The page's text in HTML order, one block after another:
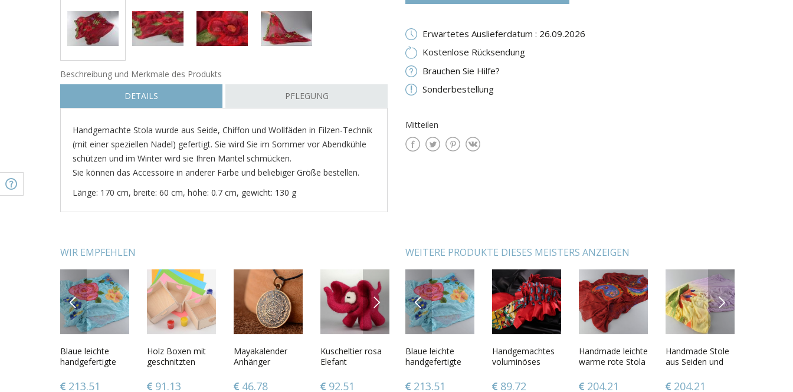
Erwartetes Auslieferdatum : 26.09.2026
Kostenlose Rücksendung
Brauchen Sie Hilfe?
Sonderbestellung
Mitteilen
Beschreibung und Merkmale des Produkts
DETAILS
PFLEGUNG
Handgemachte Stola wurde aus Seide, Chiffon und Wollfäden in Filzen-Technik
(mit einer speziellen Nadel) gefertigt. Sie wird Sie im Sommer vor Abendkühle
schützen und im Winter wird sie Ihren Mantel schmücken.
Sie können das Accessoire in anderer Farbe und beliebiger Größe bestellen.
Länge: 170 cm, breite: 60 cm, höhe: 0.7 cm, gewicht: 130 g
WIR EMPFEHLEN
PREVIOUS
Blaue leichte
handgefertigte
Nassfilztechnik
213.51
Holz Boxen mit
geschnitzten
zum Bemalen Set
91.13
Mayakalender
Anhänger
46.78
Kuscheltier rosa
Elefant
92.51
Keramik-
Duftlampe für 3
Lwiw
104.42
Geschnittene
Holzschatulle
86.12
Rote
selbstgestrickte
36.57
Schatulle-
Werkstück
46.78
NEXT
WEITERE PRODUKTE DIESES MEISTERS ANZEIGEN
PREVIOUS
Handmade Collier
aus Wolle in
mit Naturstein
161.32
Handmade Collier
aus Stoff
männlichen
105.95
Rosafarbige
handgemachte
mit schönen
56.67
Handmade
Brosche
Foamiran in Form
67.72
Blaue leichte
handgefertigte
Nassfilztechnik
213.51
Handgemachtes
voluminöses
aus Krawatten
89.72
Handmade leichte
warme rote Stola
Chiffon in
204.21
Handmade Stole
aus Seiden und
in Felting Technik
204.21
NEXT